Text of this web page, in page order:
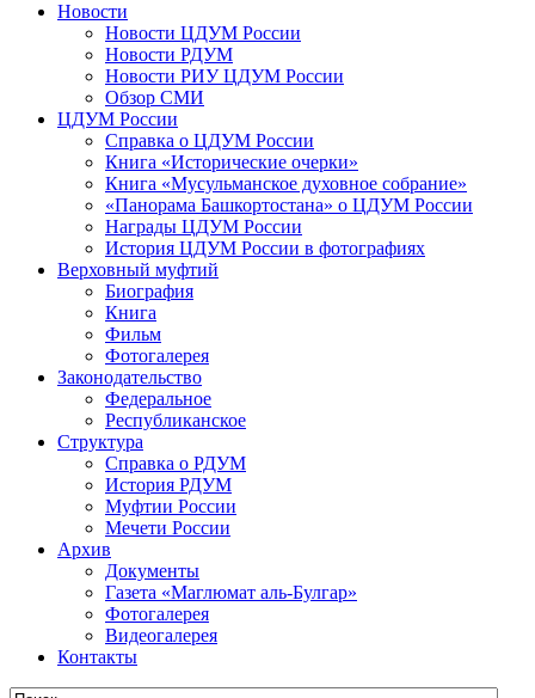
Новости
Новости ЦДУМ России
Новости РДУМ
Новости РИУ ЦДУМ России
Обзор СМИ
ЦДУМ России
Справка о ЦДУМ России
Книга «Исторические очерки»
Книга «Мусульманское духовное собрание»
«Панорама Башкортостана» о ЦДУМ России
Награды ЦДУМ России
История ЦДУМ России в фотографиях
Верховный муфтий
Биография
Книга
Фильм
Фотогалерея
Законодательство
Федеральное
Республиканское
Структура
Справка о РДУМ
История РДУМ
Муфтии России
Мечети России
Архив
Документы
Газета «Маглюмат аль-Булгар»
Фотогалерея
Видеогалерея
Контакты